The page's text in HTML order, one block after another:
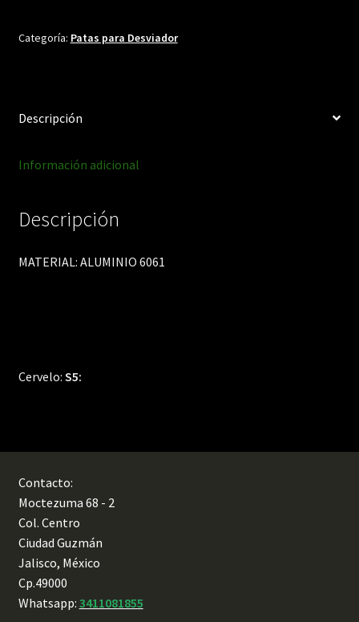
Categoría: Patas para Desviador
Descripción
Información adicional
Descripción
MATERIAL: ALUMINIO 6061
Cervelo: S5:
Contacto:
Moctezuma 68 - 2
Col. Centro
Ciudad Guzmán
Jalisco, México
Cp.49000
Whatsapp: 3411081855